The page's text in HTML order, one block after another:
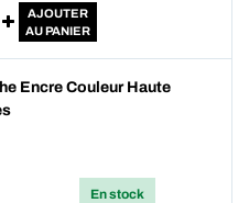
AJOUTER
AU PANIER
Encre Couleur Haute
En stock